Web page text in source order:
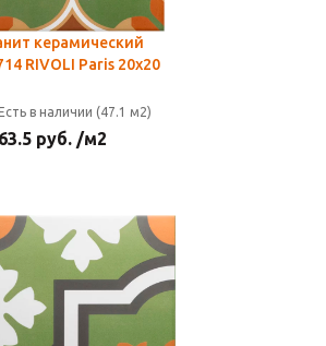
керамический
RIVOLI Paris 20x20
в наличии (47.1 м2)
руб. /м2